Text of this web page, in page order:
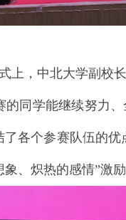
，中北大学副校长
的同学能继续努力
各个参赛队伍的
、炽热的感情”激